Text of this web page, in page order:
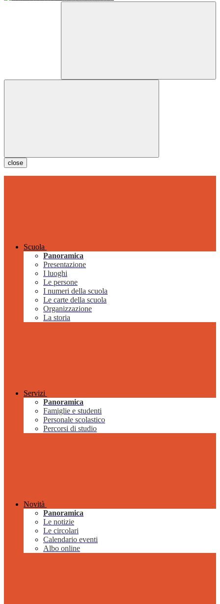
close
Scuola
Panoramica
Presentazione
I luoghi
Le persone
I numeri della scuola
Le carte della scuola
Organizzazione
La storia
Servizi
Panoramica
Famiglie e studenti
Personale scolastico
Percorsi di studio
Novità
Panoramica
Le notizie
Le circolari
Calendario eventi
Albo online